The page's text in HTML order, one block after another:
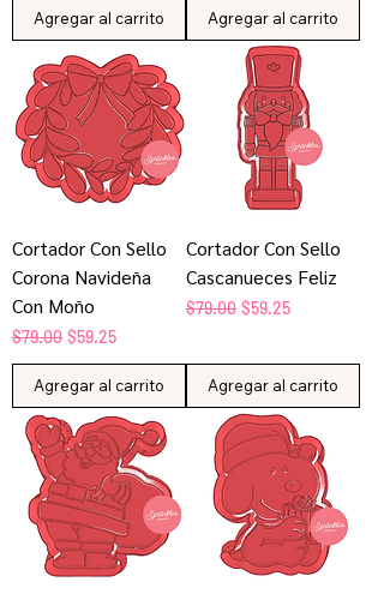
Agregar al carrito Agregar al carrito
Cortador Con Sello
Corona Navideña
Con Moño
Precio
$79.00 Precio de oferta
$59.25
Agregar al carrito
Cortador Con Sello
Cascanueces Feliz
Precio
$79.00 Precio de oferta
$59.25
Agregar al carrito